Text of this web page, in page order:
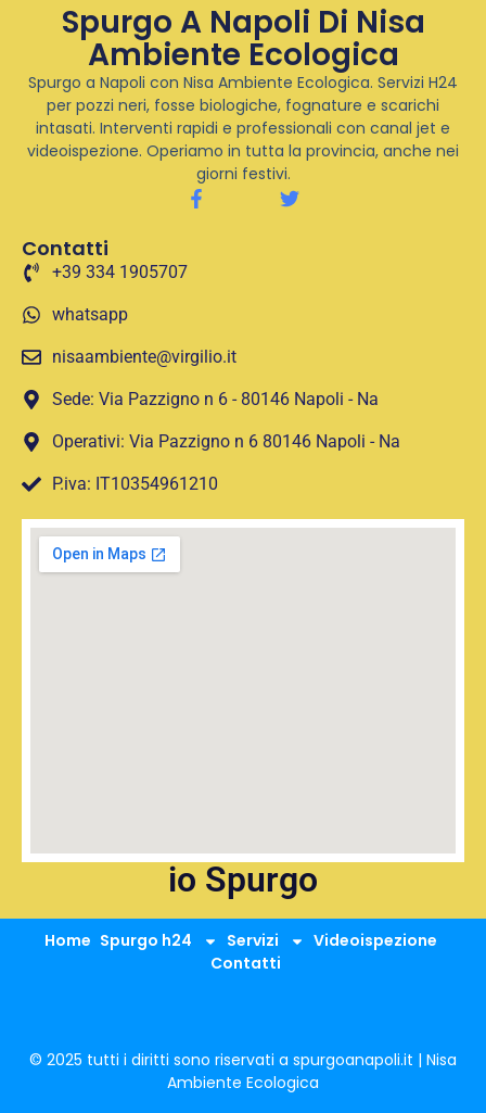
Spurgo A Napoli Di Nisa
Ambiente Ecologica
Spurgo a Napoli con Nisa Ambiente Ecologica. Servizi H24
per pozzi neri, fosse biologiche, fognature e scarichi
intasati. Interventi rapidi e professionali con canal jet e
videoispezione. Operiamo in tutta la provincia, anche nei
giorni festivi.
Contatti
+39 334 1905707
whatsapp
nisaambiente@virgilio.it
Sede: Via Pazzigno n 6 - 80146 Napoli - Na
Operativi: Via Pazzigno n 6 80146 Napoli - Na
P.iva: IT10354961210
io Spurgo
Home Spurgo h24 Servizi
Videoispezione
Contatti
© 2025 tutti i diritti sono riservati a spurgoanapoli.it | Nisa
Ambiente Ecologica